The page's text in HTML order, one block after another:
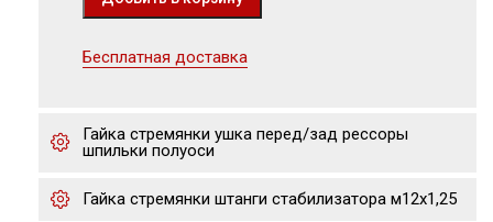
Бесплатная доставка
Гайка стремянки ушка перед/зад рессоры
шпильки полуоси
Гайка стремянки штанги стабилизатора м12х1,25